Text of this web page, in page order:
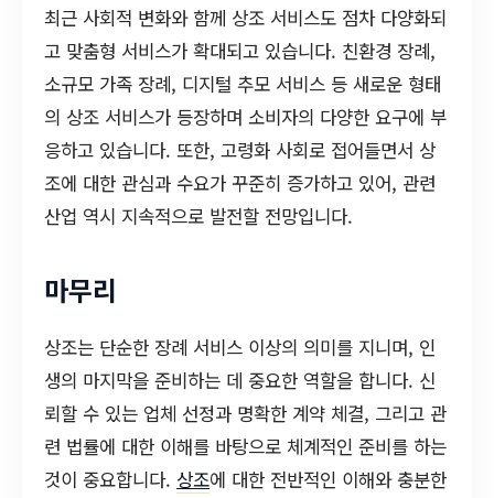
최근 사회적 변화와 함께 상조 서비스도 점차 다양화되
고 맞춤형 서비스가 확대되고 있습니다. 친환경 장례,
소규모 가족 장례, 디지털 추모 서비스 등 새로운 형태
의 상조 서비스가 등장하며 소비자의 다양한 요구에 부
응하고 있습니다. 또한, 고령화 사회로 접어들면서 상
조에 대한 관심과 수요가 꾸준히 증가하고 있어, 관련
산업 역시 지속적으로 발전할 전망입니다.
마무리
상조는 단순한 장례 서비스 이상의 의미를 지니며, 인
생의 마지막을 준비하는 데 중요한 역할을 합니다. 신
뢰할 수 있는 업체 선정과 명확한 계약 체결, 그리고 관
련 법률에 대한 이해를 바탕으로 체계적인 준비를 하는
것이 중요합니다. 상조에 대한 전반적인 이해와 충분한